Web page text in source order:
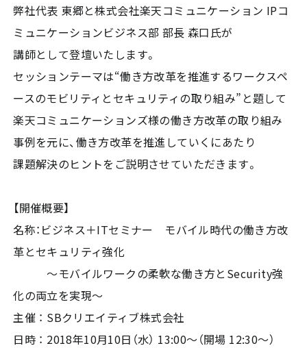
弊社代表 東郷と株式会社楽天コミュニケーション IPコ
ミュニケーションビジネス部 部長 森口氏が
講師として登壇いたします。
セッションテーマは“働き方改革を推進するワークスペ
ースのモビリティとセキュリティの取り組み”と題して
楽天コミュニケーションズ様の働き方改革の取り組み
事例を元に、働き方改革を推進していくにあたり
課題解決のヒントをご説明させていただきます。
【開催概要】
名称：ビジネス＋ITセミナー モバイル時代の働き方改
革とセキュリティ強化
～モバイルワークの柔軟な働き方とSecurity強
化の両立を実現～
主催 ： SBクリエイティブ株式会社
日時 ： 2018年10月10日（水） 13:00～（開場 12:30～）